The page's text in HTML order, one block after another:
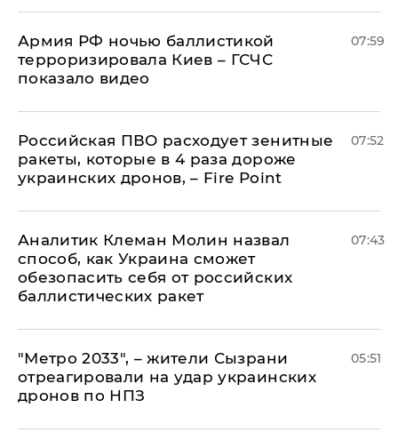
Армия РФ ночью баллистикой
терроризировала Киев – ГСЧС
показало видео
07:59
Российская ПВО расходует зенитные
ракеты, которые в 4 раза дороже
украинских дронов, – Fire Point
07:52
Аналитик Клеман Молин назвал
способ, как Украина сможет
обезопасить себя от российских
баллистических ракет
07:43
"Метро 2033", – жители Сызрани
отреагировали на удар украинских
дронов по НПЗ
05:51